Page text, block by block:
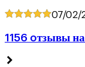
07/02/
1156 oтзывы